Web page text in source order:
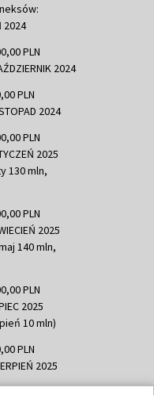
2024
PLN
2024
PLN
2024
PLN
2025
130 mln,
PLN
2025
140 mln,
PLN
2025
10 mln)
PLN
2025